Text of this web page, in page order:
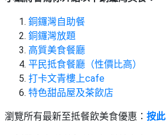
花
束
及
花
藝
禮
品
會
慶
祝
生
日
拍
拖
活
動
攻
略
會
員
交
美
食
子
好
處
銅鑼灣自助餐
銅鑼灣放題
高質美食餐廳
平民抵食餐廳（性價比高）
打卡文青樓上cafe
特色甜品屋及茶飲店
瀏覽所有最新至抵餐飲美食優惠： 按此